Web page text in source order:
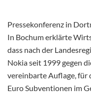
Pressekonferenz in
In Bochum erklärte
dass nach der
Nokia seit 1999 gegen
vereinbarte Auflage, für
Euro Subventionen im